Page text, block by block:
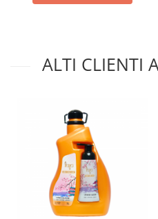
ALTI CLIENTI